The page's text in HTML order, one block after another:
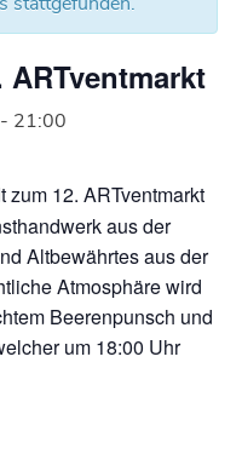
- 21:00
zum 12. ARTventmarkt
aus der
Altbewährtes aus der
Atmosphäre wird
Beerenpunsch und
um 18:00 Uhr